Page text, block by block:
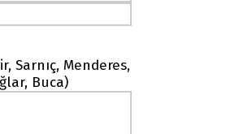
Sarnıç, Menderes,
Buca)